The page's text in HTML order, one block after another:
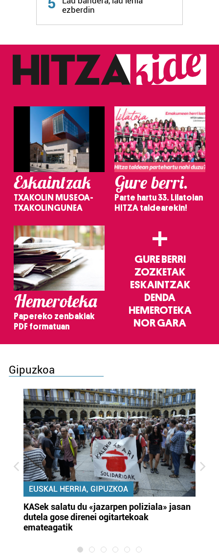
ezberdin
Eskaintzak
TXAKOLIN MUSEOA-
TXAKOLINGUNEA
Gure berri.
Parte hartu 33. Lilatoian
HITZA taldearekin!
Hemeroteka
Papereko zenbakiak
PDF formatuan
+
GURE BERRI
ZOZKETAK
ESKAINTZAK
DENDA
HEMEROTEKA
NOR GARA
Gipuzkoa
EUSKAL HERRIA, GIPUZKOA
KASek salatu du «jazarpen poliziala» jasan
dutela gose direnei ogitartekoak
emateagatik